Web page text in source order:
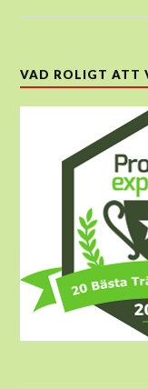
VAD ROLIGT ATT